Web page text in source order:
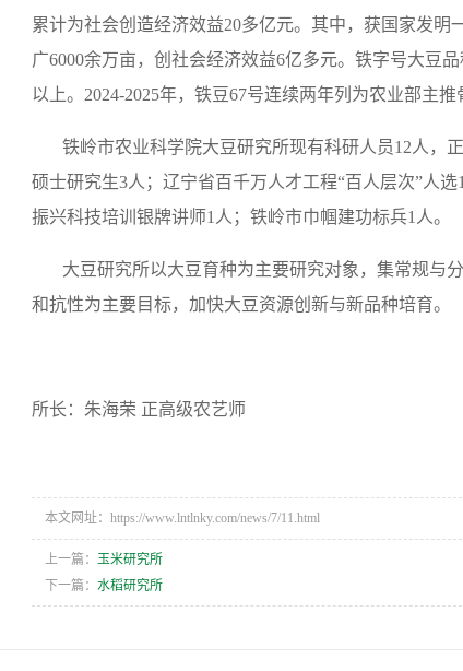
累计为社会创造经济效益20多亿元。其中，获国家发
广6000余万亩，创社会经济效益6亿多元。铁字号大豆
以上。2024-2025年，铁豆67号连续两年列为农业部主推
铁岭市农业科学院大豆研究所现有科研人员12人，
硕士研究生3人；辽宁省百千万人才工程“百人层次”人
振兴科技培训银牌讲师1人；铁岭市巾帼建功标兵1人。
大豆研究所以大豆育种为主要研究对象，集常规与
和抗性为主要目标，加快大豆资源创新与新品种培育。
所长：朱海荣 正高级农艺师
本文网址：https://www.lntlnky.com/news/7/11.html
上一篇： 玉米研究所
下一篇：水稻研究所